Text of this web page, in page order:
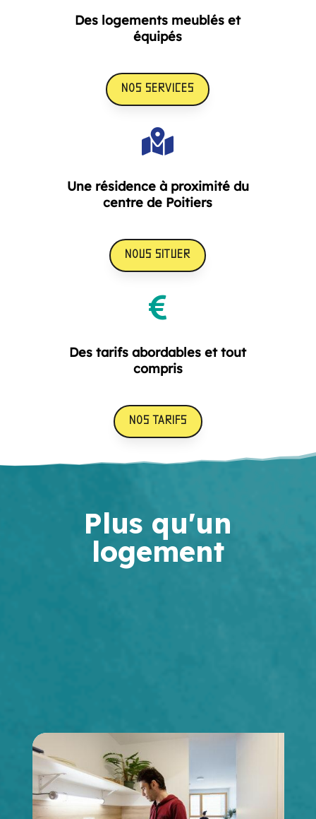
Des logements meublés et
équipés
NOS SERVICES

Une résidence à proximité du
centre de Poitiers
NOUS SITUER

Des tarifs abordables et tout
compris
NOS TARIFS
Plus qu'un
logement